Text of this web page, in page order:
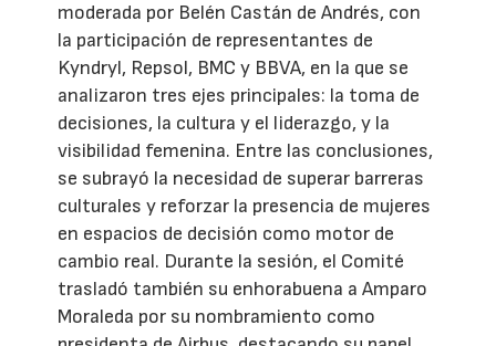
moderada por Belén Castán de Andrés, con
la participación de representantes de
Kyndryl, Repsol, BMC y BBVA, en la que se
analizaron tres ejes principales: la toma de
decisiones, la cultura y el liderazgo, y la
visibilidad femenina. Entre las conclusiones,
se subrayó la necesidad de superar barreras
culturales y reforzar la presencia de mujeres
en espacios de decisión como motor de
cambio real. Durante la sesión, el Comité
trasladó también su enhorabuena a Amparo
Moraleda por su nombramiento como